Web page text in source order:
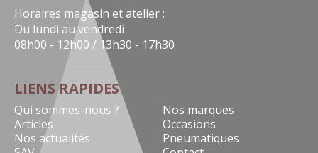
Horaires magasin et atelier :
Du lundi au vendredi
08h00 - 12h00 / 13h30 - 17h30
LIENS RAPIDES
Qui sommes-nous ?
Nos marques
Articles
Occasions
Nos actualités
Pneumatiques